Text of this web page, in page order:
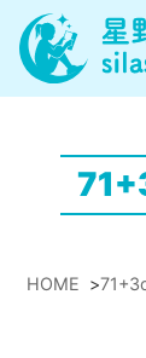
HOME >